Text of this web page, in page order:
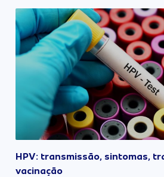
HPV: transmissão, sintomas,
vacinação